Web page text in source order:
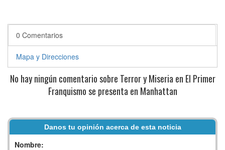
0 Comentarios
Mapa y Direcciones
No hay ningún comentario sobre Terror y Miseria en El Primer
Franquismo se presenta en Manhattan
Danos tu opinión acerca de esta noticia
Nombre: